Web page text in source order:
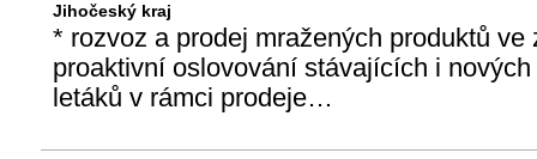
Jihočeský kraj
* rozvoz a prodej mražených produktů ve
proaktivní oslovování stávajících i
letáků v rámci prodeje…